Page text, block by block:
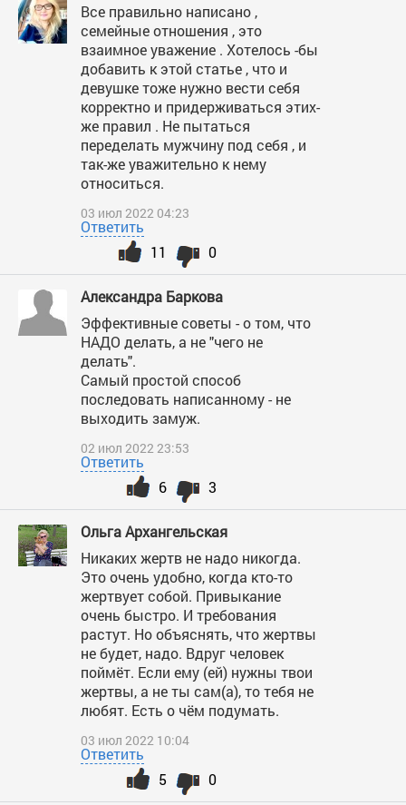
Все правильно написано ,
семейные отношения , это
взаимное уважение . Хотелось -бы
добавить к этой статье , что и
девушке тоже нужно вести себя
корректно и придерживаться этих-
же правил . Не пытаться
переделать мужчину под себя , и
так-же уважительно к нему
относиться.
03 июл 2022 04:23
Ответить
0
11
Александра Баркова
Эффективные советы - о том, что
НАДО делать, а не "чего не
делать".
Самый простой способ
последовать написанному - не
выходить замуж.
02 июл 2022 23:53
Ответить
3
6
Ольга Архангельская
Никаких жертв не надо никогда.
Это очень удобно, когда кто-то
жертвует собой. Привыкание
очень быстро. И требования
растут. Но объяснять, что жертвы
не будет, надо. Вдруг человек
поймёт. Если ему (ей) нужны твои
жертвы, а не ты сам(а), то тебя не
любят. Есть о чём подумать.
03 июл 2022 10:04
Ответить
0
5